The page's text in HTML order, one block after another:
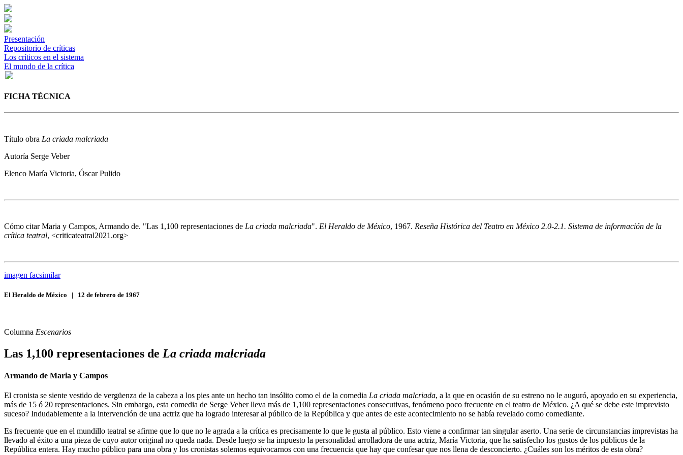
Presentación
Repositorio de críticas
Los críticos en el sistema
El mundo de la crítica
FICHA TÉCNICA
Título obra La criada malcriada
Autoría Serge Veber
Elenco María Victoria, Óscar Pulido
Cómo citarMaria y Campos, Armando de. "Las 1,100 representaciones de La criada malcriada". El Heraldo de México, 1967. Reseña Histórica del Teatro en México 2.0-2.1. Sistema de información de la
crítica teatral, <criticateatral2021.org>
imagen facsimilar
El Heraldo de México | 12 de febrero de 1967
Columna Escenarios
Las 1,100 representaciones de La criada malcriada
Armando de Maria y Campos
El cronista se siente vestido de vergüenza de la cabeza a los pies ante un hecho tan insólito como el de la comedia La criada malcriada, a la que en ocasión de su estreno no le auguró, apoyado en su experiencia,
más de 15 ó 20 representaciones. Sin embargo, esta comedia de Serge Veber lleva más de 1,100 representaciones consecutivas, fenómeno poco frecuente en el teatro de México. ¿A qué se debe este imprevisto
suceso? Indudablemente a la intervención de una actriz que ha logrado interesar al público de la República y que antes de este acontecimiento no se había revelado como comediante.
Es frecuente que en el mundillo teatral se afirme que lo que no le agrada a la crítica es precisamente lo que le gusta al público. Esto viene a confirmar tan singular aserto. Una serie de circunstancias imprevistas ha
llevado al éxito a una pieza de cuyo autor original no queda nada. Desde luego se ha impuesto la personalidad arrolladora de una actriz, María Victoria, que ha satisfecho los gustos de los públicos de la
República entera. Hay mucho público para una obra y los cronistas solemos equivocarnos con una frecuencia que hay que confesar que nos llena de desconcierto. ¿Cuáles son los méritos de esta obra?